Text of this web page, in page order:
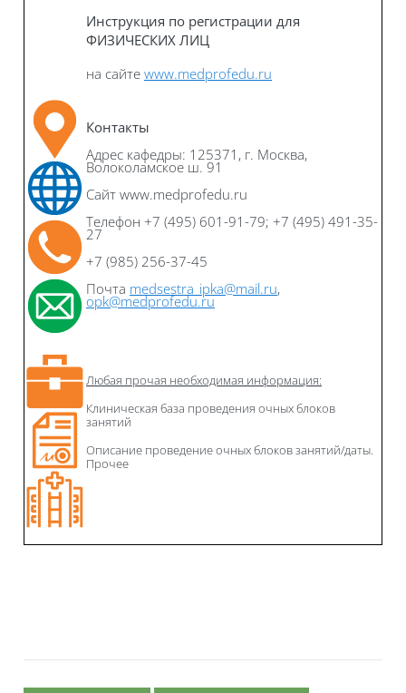
Инструкция по регистрации для
ФИЗИЧЕСКИХ ЛИЦ
на сайте www.medprofedu.ru
Контакты
Адрес кафедры: 125371, г. Москва,
Волоколамское ш. 91
Сайт www.medprofedu.ru
Телефон +7 (495) 601-91-79; +7 (495) 491-35-
27
+7 (985) 256-37-45
Почта medsestra_ipka@mail.ru,
opk@medprofedu.ru
Любая прочая необходимая информация:
Клиническая база проведения очных блоков
занятий
Описание проведение очных блоков занятий/даты.
Прочее